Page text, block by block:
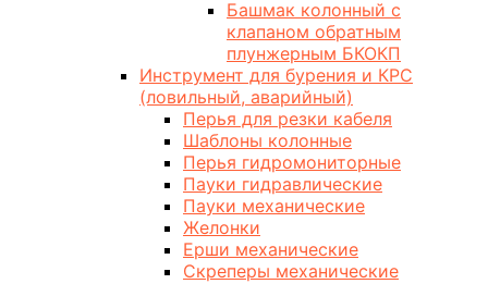
Башмак колонный с
клапаном обратным
плунжерным БКОКП
Инструмент для бурения и КРС
(ловильный, аварийный)
Перья для резки кабеля
Шаблоны колонные
Перья гидромониторные
Пауки гидравлические
Пауки механические
Желонки
Ерши механические
Скреперы механические